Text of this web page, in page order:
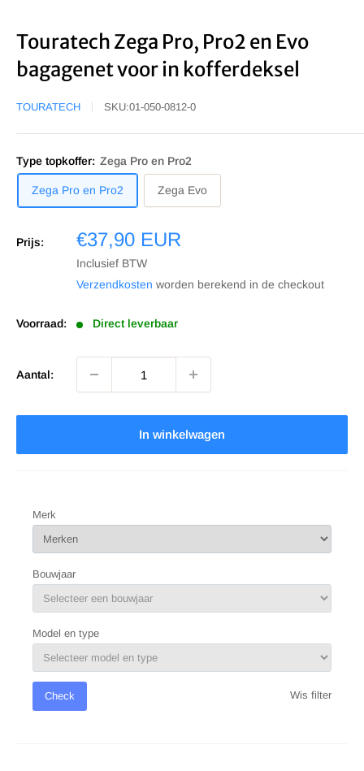
Touratech Zega Pro, Pro2 en Evo
bagagenet voor in kofferdeksel
TOURATECH SKU:01-050-0812-0
Type topkoffer: Zega Pro en Pro2
Zega Pro en Pro2 Zega Evo
Prijs:
Sale
prijs
€37,90 EUR
Inclusief BTW
Verzendkosten worden berekend in de checkout
Voorraad: Direct leverbaar
Aantal:
In winkelwagen
Merk
Bouwjaar
Model en type
Check Wis filter